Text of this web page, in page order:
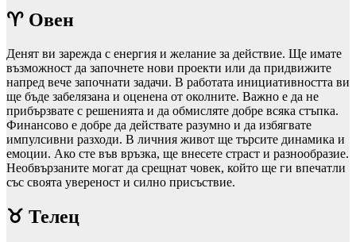
♈ Овен
Денят ви зарежда с енергия и желание за действие. Ще имате
възможност да започнете нови проекти или да придвижите
напред вече започнати задачи. В работата инициативността ви
ще бъде забелязана и оценена от околните. Важно е да не
прибързвате с решенията и да обмисляте добре всяка стъпка.
Финансово е добре да действате разумно и да избягвате
импулсивни разходи. В личния живот ще търсите динамика и
емоции. Ако сте във връзка, ще внесете страст и разнообразие.
Необвързаните могат да срещнат човек, който ще ги впечатли
със своята увереност и силно присъствие.
♉ Телец